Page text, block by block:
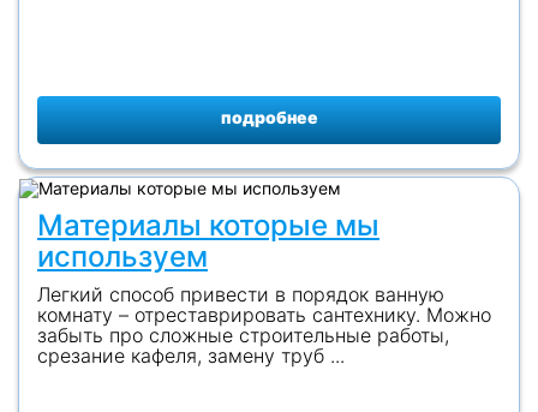
подробнее
Материалы которые мы
используем
Легкий способ привести в порядок ванную
комнату – отреставрировать сантехнику. Можно
забыть про сложные строительные работы,
срезание кафеля, замену труб ...